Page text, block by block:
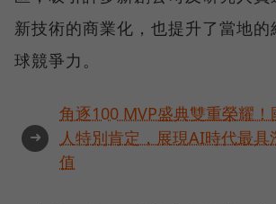
新技術的商業化，也提升了當地的
球競爭力。
➜
角逐100 MVP盛典雙重榮耀！
人特別肯定，展現AI時代最具
值